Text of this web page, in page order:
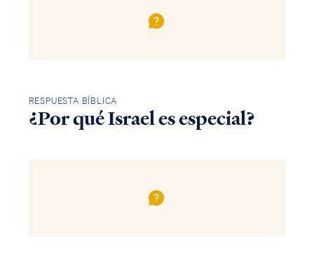
RESPUESTA BÍBLICA
¿Por qué Israel es especial?